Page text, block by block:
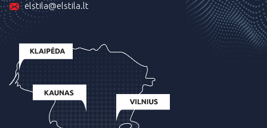
elstila@elstila.lt